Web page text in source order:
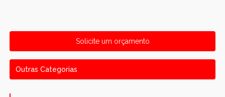
Solicite um orçamento
Outras Categorias